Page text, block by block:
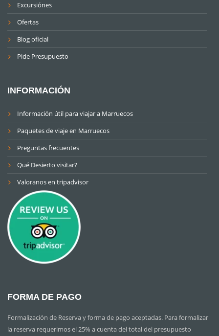
Excursiónes
Ofertas
Blog oficial
Pide Presupuesto
INFORMACIÓN
Información útil para viajar a Marruecos
Paquetes de viaje en Marruecos
Preguntas frecuentes
Qué Desierto visitar?
Valoranos en tripadvisor
FORMA DE PAGO
Formalización de Reserva y forma de pago aceptadas. Para formalizar
la reserva requerimos el 25% a cuenta del total del presupuesto